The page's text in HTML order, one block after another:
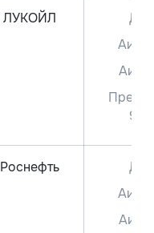
ЛУКОЙЛ
ДТ
Аи-
Аи-
95
Роснефть
ДТ
Аи-
Аи-